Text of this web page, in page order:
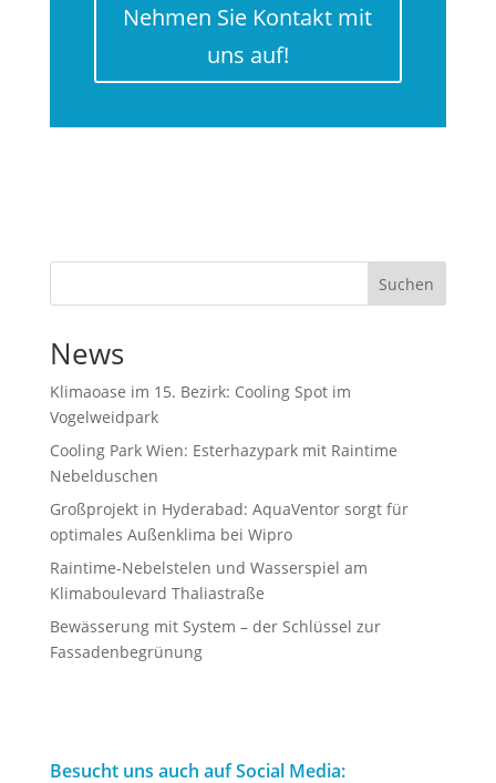
Nehmen Sie Kontakt mit
uns auf!
Suchen
News
Klimaoase im 15. Bezirk: Cooling Spot im
Vogelweidpark
Cooling Park Wien: Esterhazypark mit Raintime
Nebelduschen
Großprojekt in Hyderabad: AquaVentor sorgt für
optimales Außenklima bei Wipro
Raintime-Nebelstelen und Wasserspiel am
Klimaboulevard Thaliastraße
Bewässerung mit System – der Schlüssel zur
Fassadenbegrünung
Besucht uns auch auf Social Media: